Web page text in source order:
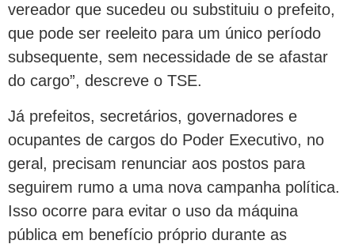
vereador que sucedeu ou substituiu o prefeito,
que pode ser reeleito para um único período
subsequente, sem necessidade de se afastar
do cargo”, descreve o TSE.
Já prefeitos, secretários, governadores e
ocupantes de cargos do Poder Executivo, no
geral, precisam renunciar aos postos para
seguirem rumo a uma nova campanha política.
Isso ocorre para evitar o uso da máquina
pública em benefício próprio durante as